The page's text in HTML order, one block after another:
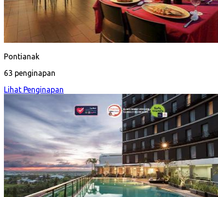
Pontianak
63 penginapan
Lihat Penginapan